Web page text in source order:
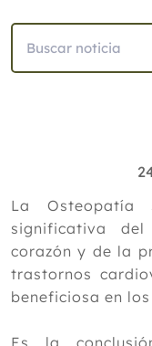
2025
2024
2023
2022
2021
2020
La Osteopatía
significativa
corazón y de la
trastornos
beneficiosa en
Es la